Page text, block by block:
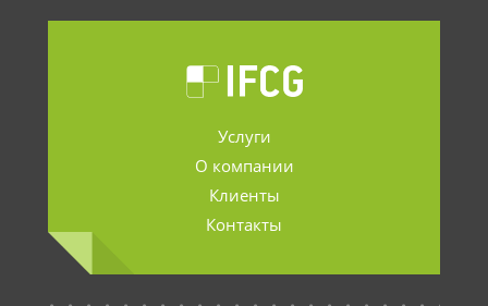
Услуги
О компании
Клиенты
Контакты